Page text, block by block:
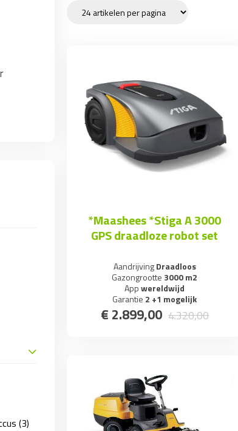
(3)
*Maashees *Stiga A 3000
GPS draadloze robot set
AandrijvingDraadloos
Gazongrootte 3000 m2
Appwereldwijd
Garantie 2 +1 mogelijk
€ 2.899,00 4.320,00